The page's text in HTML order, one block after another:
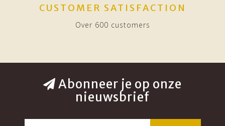
CUSTOMER SATISFACTION
Over 600 customers
Abonneer je op onze
nieuwsbrief